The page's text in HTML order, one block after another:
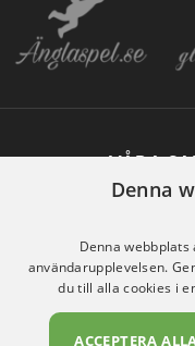
VÅRA
Denna
Denna
användarupplevelsen.
du till alla cookies i
ACCEPTERA